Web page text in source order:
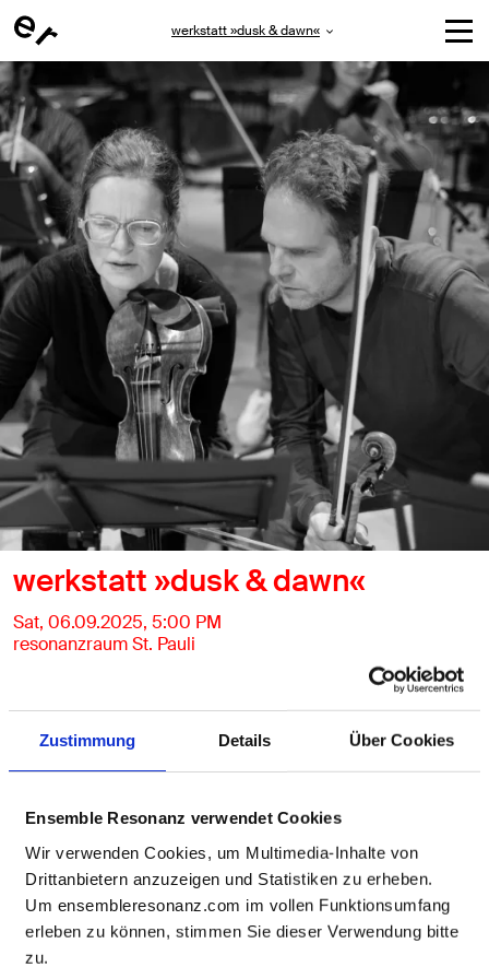
Zustimmung Details Über Cookies
Ensemble Resonanz verwendet Cookies
Wir verwenden Cookies, um Multimedia-Inhalte von
Drittanbietern anzuzeigen und Statistiken zu erheben.
Um ensembleresonanz.com im vollen Funktionsumfang
erleben zu können, stimmen Sie dieser Verwendung bitte
zu.
werkstatt »dusk & dawn«
werkstatt »dusk & dawn«
Sat, 06.09.2025, 5:00 PM
resonanzraum St. Pauli
Tickets
»Wir werfen Anker in die Musikgeschichte und ins Leben«
jedes Programm der Konzertreihe resonanzen entwickelt,
die alle Interessierten in neue Erfahrungs- und
Erlebnisräume zu den Konzerten einladen. Hierfür gehen
die Musiker:innen an neue Orte und öffnen ihre Türen, um
sich gemeinsam auf das Konzert einzustimmen.
In der werkstatt öffnet das Ensemble die Türen des